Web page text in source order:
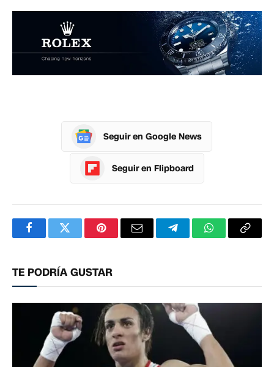
Seguir en Google News
Seguir en Flipboard
FacebookTwitterPinterestCorreoTelegramWhatsApp
TE PODRÍA GUSTAR